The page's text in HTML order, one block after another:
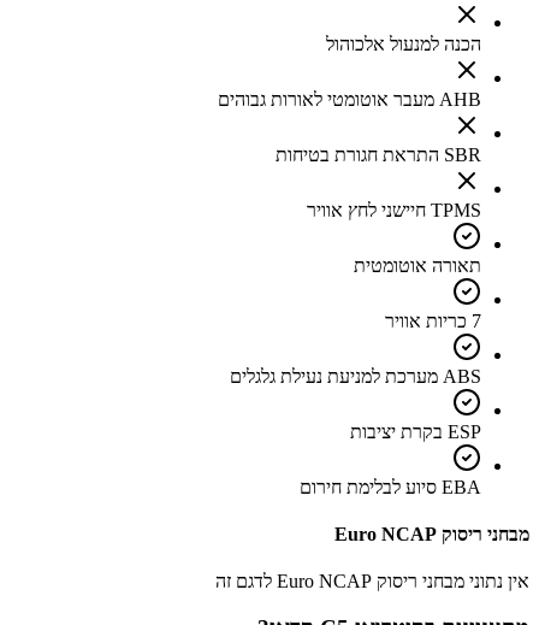
הכנה למנעול אלכוהול
AHB מעבר אוטומטי לאורות גבוהים
SBR התראת חגורת בטיחות
TPMS חיישני לחץ אוויר
תאורה אוטומטית
7 כריות אוויר
ABS מערכת למניעת נעילת גלגלים
ESP בקרת יציבות
EBA סיוע לבלימת חירום
מבחני ריסוק Euro NCAP
אין נתוני מבחני ריסוק Euro NCAP לדגם זה